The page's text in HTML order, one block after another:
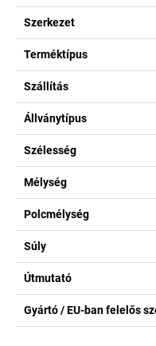
Szerkezet
Terméktípus
Szállítás
Állványtípus
Szélesség
Mélység
Polcmélység
Súly
Útmutató
Gyártó / EU-ban felelős